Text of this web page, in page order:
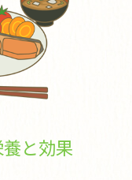
と効果